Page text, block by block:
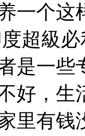
一个这
超級
是一些
好，
里有钱